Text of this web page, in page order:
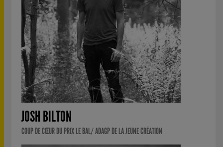
JOSH BILTON
COUP DE CŒUR DU PRIX LE BAL/ ADAGP DE LA JEUNE CRÉATION